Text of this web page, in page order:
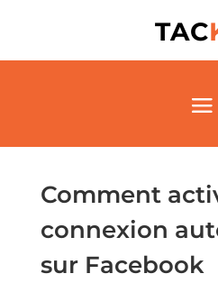
TAC
Comment
connexion
sur Facebook